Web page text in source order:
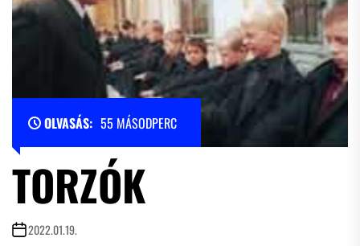
OLVASÁS: 55 MÁSODPERC
TORZÓK
2022.01.19.